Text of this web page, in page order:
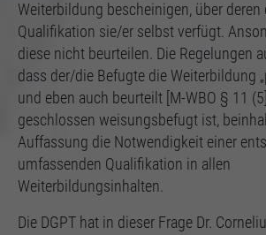
Weiterbildung bescheinigen, über
Qualifikation sie/er selbst verfügt.
diese nicht beurteilen. Die Regelungen
dass der/die Befugte die Weiterbildung
und eben auch beurteilt [M-WBO § 11
geschlossen weisungsbefugt ist,
Auffassung die Notwendigkeit einer
umfassenden Qualifikation in allen
Weiterbildungsinhalten.
Die DGPT hat in dieser Frage Dr.